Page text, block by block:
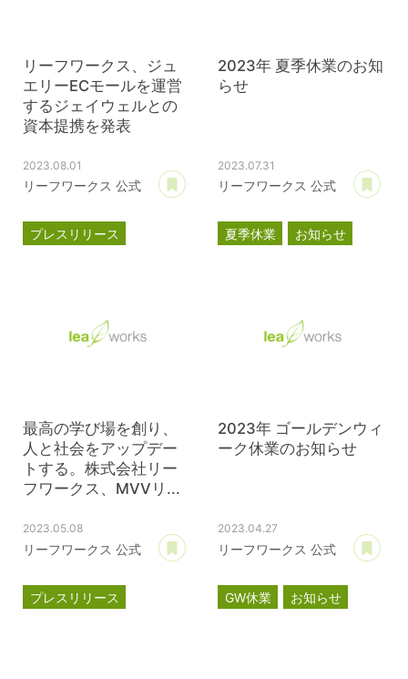
リーフワークス、ジュ
エリーECモールを運営
するジェイウェルとの
資本提携を発表
2023.08.01
リーフワークス 公式
あとで読む
プレスリリース
2023年 夏季休業のお知
らせ
2023.07.31
リーフワークス 公式
夏季休業 お知らせ
最高の学び場を創り、
人と社会をアップデー
トする。株式会社リー
フワークス、MVVリ...
2023.05.08
リーフワークス 公式
あとで読む
プレスリリース
2023年 ゴールデンウィ
ーク休業のお知らせ
2023.04.27
リーフワークス 公式
GW休業 お知らせ